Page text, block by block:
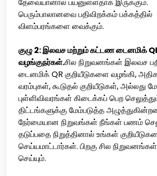
தேவையானால் பயனுள்ளதாக இருக்கும்.
பெரும்பாலானவை பதிவிறக்கம் பக்கத்தில்
விளம்பரங்களை வைக்கும்.
குழு 2: இலவச மற்றும் கட்டண டைனமிக் QR
வழங்குநர்கள்.சில நிறுவனங்கள் இலவச
டைனமிக் QR குறியீடுகளை வழங்கி,
வரம்புகள், கூடுதல் குறியீடுகள், அல்லது
புள்ளிவிவரங்கள் கிடைக்கப் பெற
திட்டங்களுக்கு மேம்படுத்த
நேர்மையான நிறுவங்கள் நீங்கள் பணம்
தடுப்பதை நிறுத்தினால் உங்கள்
செய்யமாட்டார்கள். பிறகு சில
செய்யும்.